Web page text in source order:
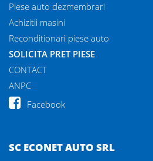
Piese auto dezmembrari
Achizitii masini
Reconditionari piese auto
SOLICITA PRET PIESE
CONTACT
ANPC
Facebook
SC ECONET AUTO SRL